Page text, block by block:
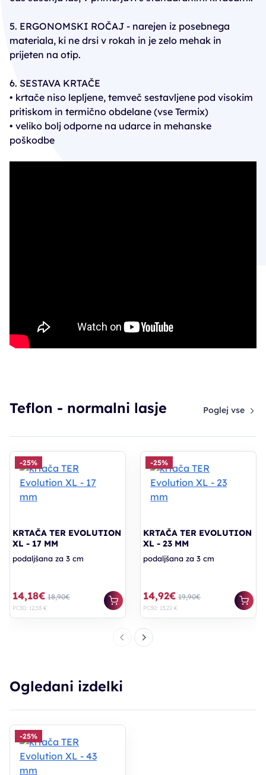
5. ERGONOMSKI ROČAJ - narejen iz posebnega
materiala, ki ne drsi v rokah in je zelo mehak in
prijeten na otip.
6. SESTAVA KRTAČE
• krtače niso lepljene, temveč sestavljene pod visokim
pritiskom in termično obdelane (vse Termix)
• veliko bolj odporne na udarce in mehanske
poškodbe
Teflon - normalni lasje Poglej vse
-25%
KRTAČA TER EVOLUTION
XL - 17 MM
podaljšana za 3 cm
14,18€ 18,90€
PC30: 12,53 €
-25%
KRTAČA TER EVOLUTION
XL - 23 MM
podaljšana za 3 cm
14,92€ 19,90€
PC30: 13,22 €
Ogledani izdelki
-25%